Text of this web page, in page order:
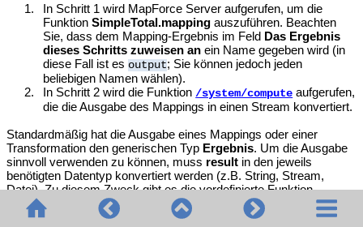
1.
In Schritt 1 wird MapForce Server aufgerufen, um die
FunktionSimpleTotal.mapping auszuführen. Beachten
Sie, dass dem Mapping-Ergebnis im Feld Das Ergebnis
dieses Schritts zuweisen anein Name gegeben wird (in
diese Fall ist esoutput; Sie können jedoch jeden
beliebigen Namen wählen).
2.
In Schritt 2 wird die Funktion /system/compute aufgerufen,
die die Ausgabe des Mappings in einen Stream konvertiert.
Standardmäßig hat die Ausgabe eines Mappings oder einer
Transformation den generischen Typ Ergebnis. Um die Ausgabe
sinnvoll verwenden zu können, muss resultin den jeweils
benötigten Datentyp konvertiert werden (z.B. String, Stream,
Datei). Zu diesem Zweck gibt es die vordefinierte Funktion
/system/computesowie verschiedene
FlowForce-
Ausdrucksfunktionen. Im obigen Beispiel wurde die vordefinierte